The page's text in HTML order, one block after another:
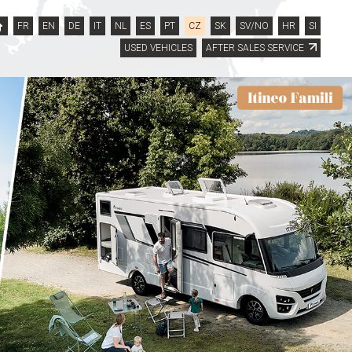
FR EN DE IT NL ES PT CZ SK SV/NO HR
SI
USED VEHICLES
AFTER SALES SERVICE